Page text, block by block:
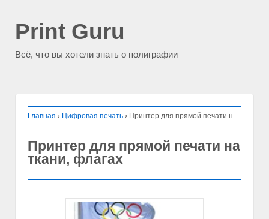
Print Guru
Всё, что вы хотели знать о полиграфии
Главная › Цифровая печать › Принтер для прямой печати на ткани, флагах
Принтер для прямой печати на
ткани, флагах